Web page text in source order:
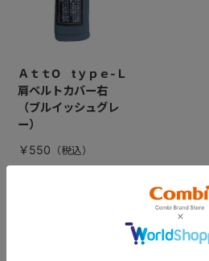
ＡｔｔO tｙｐｅ-Ｌ
肩ベルトカバー右
（ブルイッシュグレ
ー）
￥550
CATEGORY
カテゴリー